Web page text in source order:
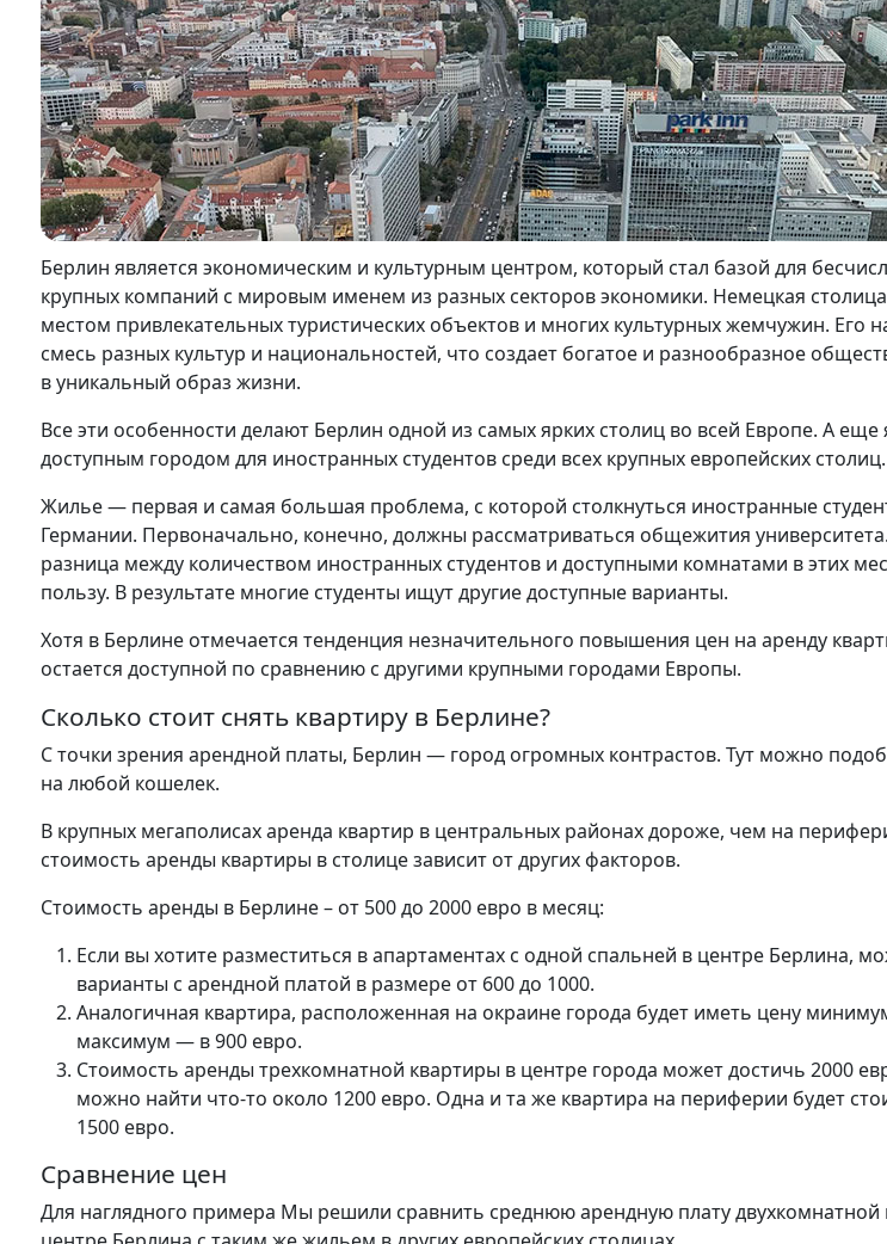
Берлин является экономическим и культурным центром, который стал базой для
крупных компаний с мировым именем из разных секторов экономики. Немецкая столица
местом привлекательных туристических объектов и многих культурных жемчужин. Его
смесь разных культур и национальностей, что создает богатое и разнообразное
в уникальный образ жизни.
Все эти особенности делают Берлин одной из самых ярких столиц во всей Европе. А еще
доступным городом для иностранных студентов среди всех крупных европейских столиц.
Жилье — первая и самая большая проблема, с которой столкнуться иностранные
Германии. Первоначально, конечно, должны рассматриваться общежития
разница между количеством иностранных студентов и доступными комнатами в этих
пользу. В результате многие студенты ищут другие доступные варианты.
Хотя в Берлине отмечается тенденция незначительного повышения цен на аренду
остается доступной по сравнению с другими крупными городами Европы.
Сколько стоит снять квартиру в Берлине?
С точки зрения арендной платы, Берлин — город огромных контрастов. Тут можно
на любой кошелек.
В крупных мегаполисах аренда квартир в центральных районах дороже, чем на
стоимость аренды квартиры в столице зависит от других факторов.
Стоимость аренды в Берлине – от 500 до 2000 евро в месяц:
Если вы хотите разместиться в апартаментах с одной спальней в центре Берлина,
варианты с арендной платой в размере от 600 до 1000.
Аналогичная квартира, расположенная на окраине города будет иметь цену
максимум — в 900 евро.
Стоимость аренды трехкомнатной квартиры в центре города может достичь 2000
можно найти что-то около 1200 евро. Одна и та же квартира на периферии будет
1500 евро.
Сравнение цен
Для наглядного примера Мы решили сравнить среднюю арендную плату двухкомнатной